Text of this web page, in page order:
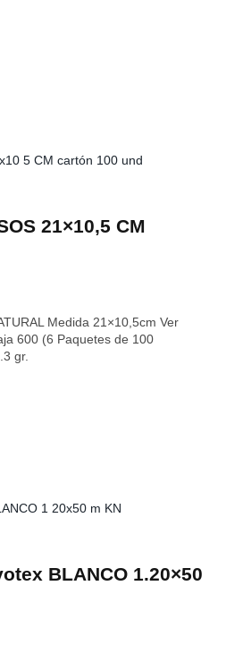
21×10,5 CM
Medida 21×10,5cm Ver
600 (6 Paquetes de 100
gr.
BLANCO 1.20×50